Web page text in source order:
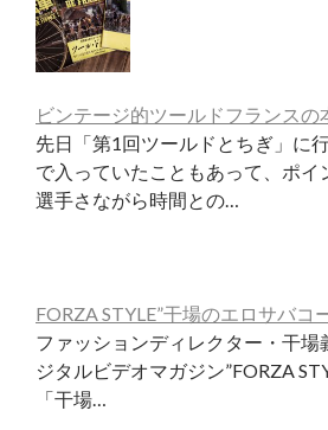
ビンテージ的ツールドフランスの
先日「第1回ツールドとちぎ」に
で入っていたこともあって、ポイ
選手さながら時間との…
FORZA STYLE”干場のエロサバコ
ファッションディレクター・干
ジタルビデオマガジン”FORZA
「干場…